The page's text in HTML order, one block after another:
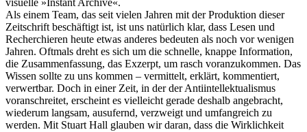
Als einem Team, das seit vielen Jahren mit der Produktion dieser
Zeitschrift beschäftigt ist, ist uns natürlich klar, dass Lesen und
Recherchieren heute etwas anderes bedeuten als noch vor wenigen
Jahren. Oftmals dreht es sich um die schnelle, knappe Information,
die Zusammenfassung, das Exzerpt, um rasch voranzukommen. Das
Wissen sollte zu uns kommen – vermittelt, erklärt, kommentiert,
verwertbar. Doch in einer Zeit, in der der Antiintellektualismus
voranschreitet, erscheint es vielleicht gerade deshalb angebracht,
wiederum langsam, ausufernd, verzweigt und umfangreich zu
werden. Mit Stuart Hall glauben wir daran, dass die Wirklichkeit